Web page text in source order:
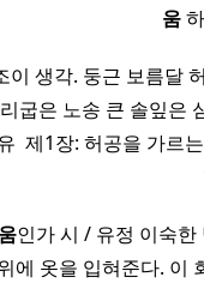
움
이 생각. 둥근 보름달
굽은 노송 큰 솔잎은
제1장: 허공을 가르
인가 시 / 유정 이숙
에 옷을 입혀준다. 이